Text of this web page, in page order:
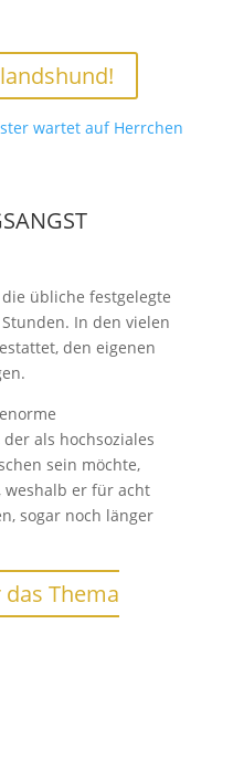
übliche festgelegte
In den vielen
den eigenen
als hochsoziales
sein möchte,
er für acht
sogar noch länger
Thema